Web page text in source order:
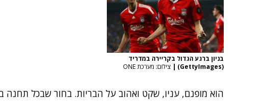
בניון ברגע הגדול בקריירה במדריד
(GettyImages)
| צילום: מערכת ONE
הוא מופנם, עניו, שקט ואהוב על הבריות. בחור שבכל תחנה